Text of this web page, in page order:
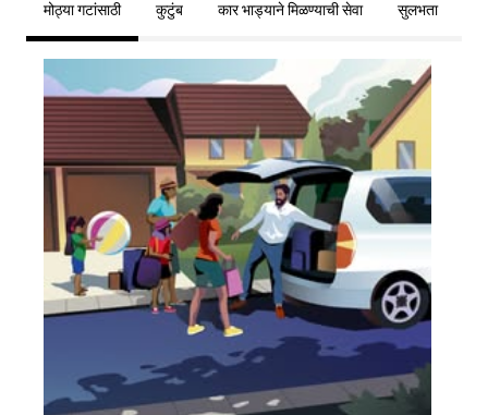
मोठ्या गटांसाठी कुटुंब कार भाड्याने मिळण्याची सेवा सुलभता